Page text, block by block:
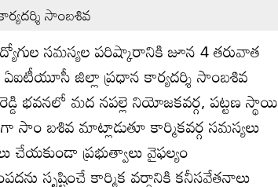
సాంబశివ
సమస్యల పరిష్కారానికి జూన 4 తరువాత
ఏఐటీయూసీ జిల్లా ప్రధాన కార్యదర్శి సాంబశివ
భవనలో మద నపల్లె నియోజకవర్గ, పట్టణ స్థాయి
బశివ మాట్లాడుతూ కార్మికవర్గ సమస్యలు
ప్రభుత్వాలు వైఫల్యం
సృష్టించే కార్మిక వర్గానికి కనీసవేతనాలు